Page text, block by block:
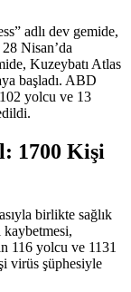
adlı dev gemide,
Nisan’da
Kuzeybatı Atlas
başladı. ABD
102 yolcu ve 13
1700 Kişi
birlikte sağlık
kaybetmesi,
116 yolcu ve 1131
virüs şüphesiyle